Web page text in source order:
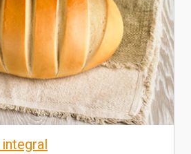
integral